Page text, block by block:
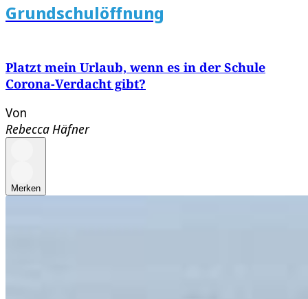
Grundschulöffnung
Platzt mein Urlaub, wenn es in der Schule
Corona-Verdacht gibt?
Von
Rebecca Häfner
Merken